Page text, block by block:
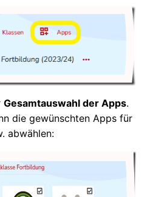
Gesamtauswahl der Apps.
die gewünschten Apps für
abwählen: